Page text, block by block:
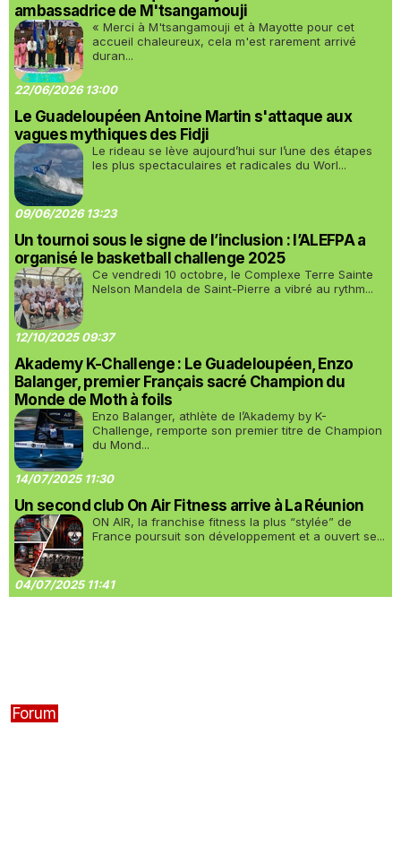
ambassadrice de M'tsangamouji
« Merci à M'tsangamouji et à Mayotte pour cet
accueil chaleureux, cela m'est rarement arrivé
duran...
22/06/2026 13:00
Le Guadeloupéen Antoine Martin s'attaque aux
vagues mythiques des Fidji
Le rideau se lève aujourd’hui sur l’une des étapes
les plus spectaculaires et radicales du Worl...
09/06/2026 13:23
Un tournoi sous le signe de l’inclusion : l’ALEFPA a
organisé le basketball challenge 2025
Ce vendredi 10 octobre, le Complexe Terre Sainte
Nelson Mandela de Saint-Pierre a vibré au rythm...
12/10/2025 09:37
Akademy K-Challenge : Le Guadeloupéen, Enzo
Balanger, premier Français sacré Champion du
Monde de Moth à foils
Enzo Balanger, athlète de l’Akademy by K-
Challenge, remporte son premier titre de Champion
du Mond...
14/07/2025 11:30
Un second club On Air Fitness arrive à La Réunion
ON AIR, la franchise fitness la plus “stylée” de
France poursuit son développement et a ouvert se...
04/07/2025 11:41
Forum